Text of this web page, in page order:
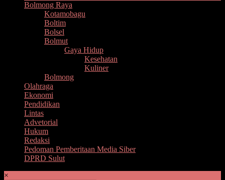
Bolmong Raya
Kotamobagu
Boltim
Bolsel
Bolmut
Gaya Hidup
Kesehatan
Kuliner
Bolmong
Olahraga
Ekonomi
Pendidikan
Lintas
Advetorial
Hukum
Redaksi
Pedoman Pemberitaan Media Siber
DPRD Sulut
×